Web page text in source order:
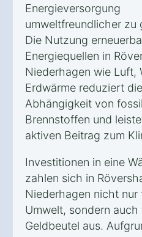
Energieversorgung
umweltfreundlicher zu
Die Nutzung
Energiequellen in
Niederhagen wie Luft,
Erdwärme reduziert die
Abhängigkeit von
Brennstoffen und
aktiven Beitrag zum
Investitionen in eine
zahlen sich in
Niederhagen nicht nur
Umwelt, sondern auch
Geldbeutel aus.